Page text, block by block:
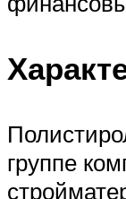
группе